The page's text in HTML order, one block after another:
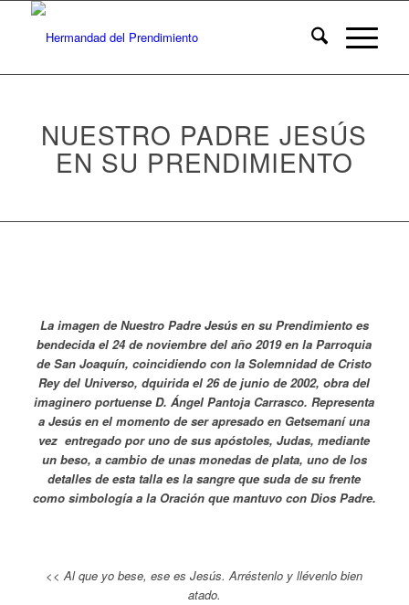
NUESTRO PADRE JESÚS
EN SU PRENDIMIENTO
La imagen de Nuestro Padre Jesús en su Prendimiento es
bendecida el 24 de noviembre del año 2019 en la Parroquia
de San Joaquín, coincidiendo con la Solemnidad de Cristo
Rey del Universo, dquirida el 26 de junio de 2002, obra del
imaginero portuense D. Ángel Pantoja Carrasco. Representa
a Jesús en el momento de ser apresado en Getsemaní una
vez entregado por uno de sus apóstoles, Judas, mediante
un beso, a cambio de unas monedas de plata, uno de los
detalles de esta talla es la sangre que suda de su frente
como simbología a la Oración que mantuvo con Dios Padre.
<< Al que yo bese, ese es Jesús. Arréstenlo y llévenlo bien
atado.